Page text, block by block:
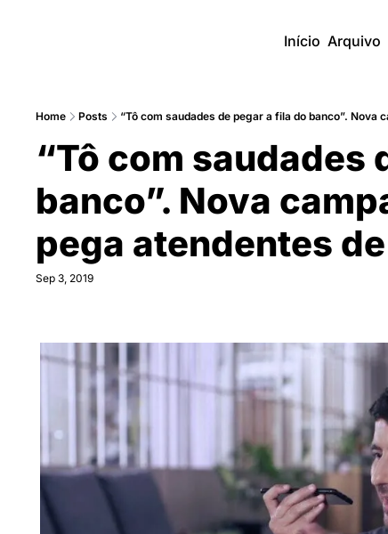
Início Arquivo
Home Posts “Tô com saudades de pegar a fila do banco”. Nova
“Tô com saudades
banco”. Nova
pega atendentes
Sep 3, 2019